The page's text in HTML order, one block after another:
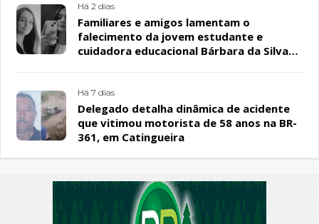
Há 2 dias
Familiares e amigos lamentam o
falecimento da jovem estudante e
cuidadora educacional Bárbara da Silva
Há 7 dias
Delegado detalha dinâmica de acidente
que vitimou motorista de 58 anos na BR-
361, em Catingueira